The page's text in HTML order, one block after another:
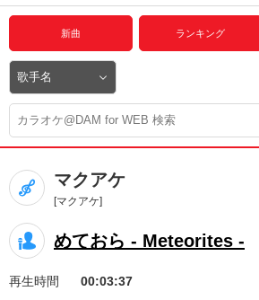
動画からさがす
プレミアムサービス
DAM★とも動画
DAM★とも録音
カラオケ＠DAM
ユーザー検索
キャンペーン
お知らせ よくあるご質問
新曲 ランキング
マクアケ
[マクアケ]
めておら - Meteorites -
再生時間
00:03:37